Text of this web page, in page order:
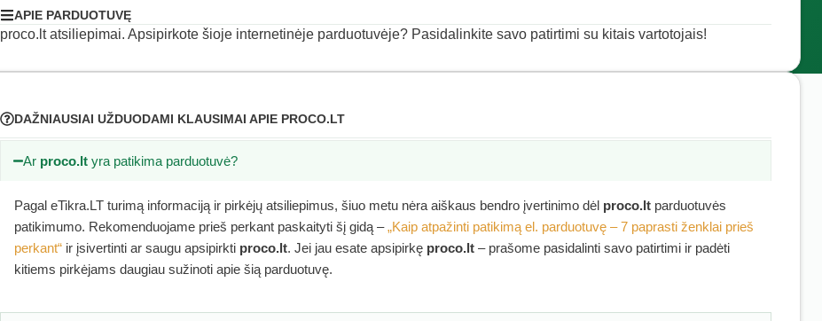
APIE PARDUOTUVĘ
proco.lt atsiliepimai. Apsipirkote šioje internetinėje parduotuvėje? Pasidalinkite savo patirtimi su kitais vartotojais!
DAŽNIAUSIAI UŽDUODAMI KLAUSIMAI APIE PROCO.LT
Ar proco.lt yra patikima parduotuvė?
Pagal eTikra.LT turimą informaciją ir pirkėjų atsiliepimus, šiuo metu nėra aiškaus bendro įvertinimo dėl proco.lt parduotuvės
patikimumo. Rekomenduojame prieš perkant paskaityti šį gidą –„Kaip atpažinti patikimą el. parduotuvę – 7 paprasti ženklai prieš
perkant“ ir įsivertinti ar saugu apsipirkti proco.lt. Jei jau esate apsipirkę proco.lt – prašome pasidalinti savo patirtimi ir padėti
kitiems pirkėjams daugiau sužinoti apie šią parduotuvę.